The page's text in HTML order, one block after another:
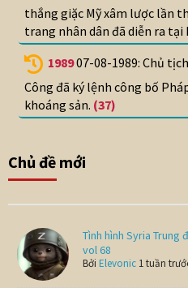
thắng giặc Mỹ xâm lược lần
trang nhân dân đã diễn ra tại
198907-08-1989: Chủ
Công đã ký lệnh công bố
khoáng sản. (37)
Chủ đề mới
Tình hình Syria Trung
vol 68
BởiElevonic 1 tuần